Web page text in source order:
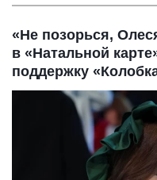
«Не позорься,
в «Натальной
поддержку